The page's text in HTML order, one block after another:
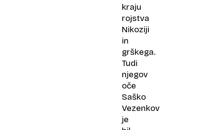
kraju
rojstva
Nikoziji
in
grškega.
Tudi
njegov
oče
Saško
Vezenkov
je